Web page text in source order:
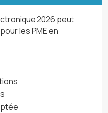
2026 peut
les PME en